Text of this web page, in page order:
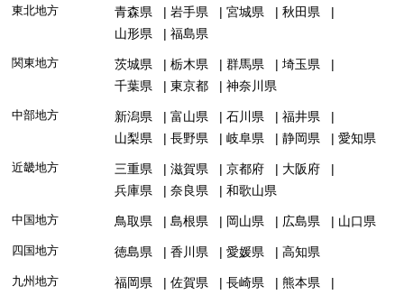
東北地方 青森県 岩手県 宮城県
秋田県
山形県
福島県
関東地方 茨城県 栃木県 群馬県
埼玉県
千葉県
東京都 神奈川県
中部地方 新潟県 富山県 石川県
福井県
山梨県
長野県 岐阜県 静岡県 愛知県
近畿地方 三重県 滋賀県 京都府
大阪府
兵庫県
奈良県 和歌山県
中国地方 鳥取県 島根県 岡山県 広島県 山口県
四国地方 徳島県 香川県 愛媛県 高知県
九州地方 福岡県 佐賀県 長崎県
熊本県